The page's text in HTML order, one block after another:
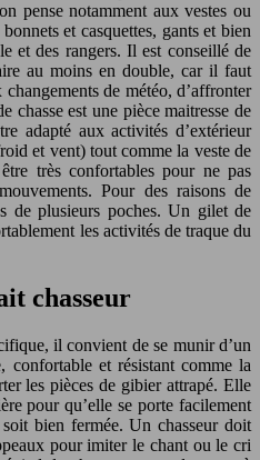
pense notamment aux vestes ou
et casquettes, gants et bien
et des rangers. Il est conseillé de
au moins en double, car il faut
de météo, d’affronter
est une pièce maitresse de
adapté aux activités d’extérieur
et vent) tout comme la veste de
très confortables pour ne pas
Pour des raisons de
de plusieurs poches. Un gilet de
les activités de traque du
chasseur
il convient de se munir d’un
confortable et résistant comme la
les pièces de gibier attrapé. Elle
pour qu’elle se porte facilement
bien fermée. Un chasseur doit
pour imiter le chant ou le cri